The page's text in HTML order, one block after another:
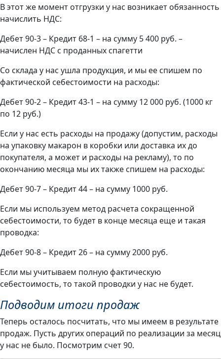
В этот же момент отгрузки у нас возникает обязанность
начислить НДС:
Дебет 90-3 – Кредит 68-1 – на сумму 5 400 руб. –
начислен НДС с проданных спагетти
Со склада у нас ушла продукция, и мы ее спишем по
фактической себестоимости на расходы:
Дебет 90-2 – Кредит 43-1 – на сумму 12 000 руб. (1000 кг
по 12 руб.)
Если у нас есть расходы на продажу (допустим, расходы
на упаковку макарон в коробки или доставка их до
покупателя, а может и расходы на рекламу), то по
окончанию месяца мы их также спишем на расходы:
Дебет 90-7 – Кредит 44 – на сумму 1000 руб.
Если мы используем метод расчета сокращенной
себестоимости, то будет в конце месяца еще и такая
проводка:
Дебет 90-8 – Кредит 26 – на сумму 2000 руб.
Если мы учитываем полную фактическую
себестоимость, то такой проводки у нас не будет.
Подводим итоги продаж
Теперь осталось посчитать, что мы имеем в результате
продаж. Пусть других операций по реализации за месяц
у нас не было. Посмотрим счет 90.